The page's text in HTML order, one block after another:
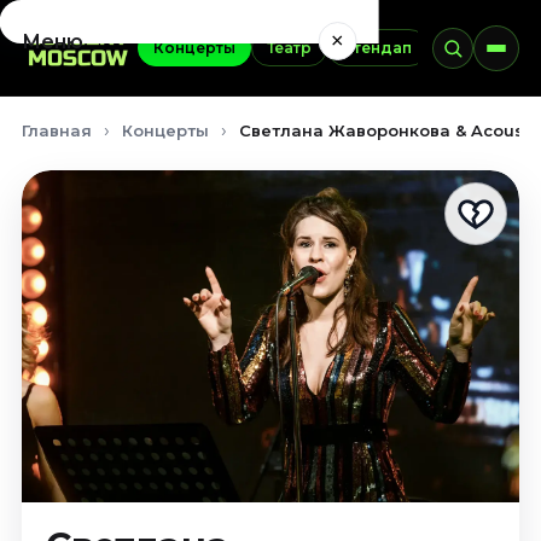
Концерты Театр Стендап Выставки
Меню ×
Сентябрь 2026
Октябрь 2026
Ноябрь 2026
Декабрь 2026
Январь 2027
Театр
Август 2026
Сентябрь 2026
Октябрь 2026
Ноябрь 2026
Главная Концерты Светлана Жаворонкова &